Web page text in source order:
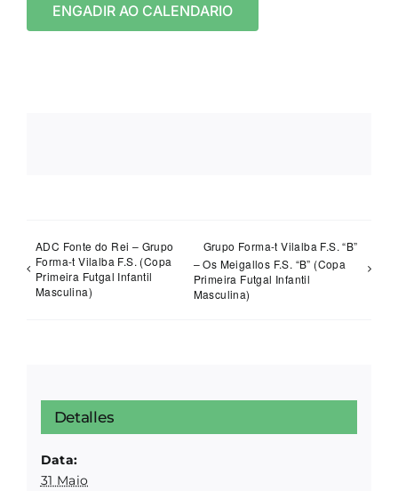
ENGADIR AO CALENDARIO
ADC Fonte do Rei – Grupo
Forma-t Vilalba F.S. (Copa
Primeira Futgal Infantil
Masculina)
Grupo Forma-t Vilalba F.S. “B”
– Os Meigallos F.S. “B” (Copa
Primeira Futgal Infantil
Masculina)
Detalles
Data:
31 Maio